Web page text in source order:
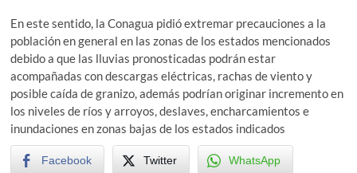
En este sentido, la Conagua pidió extremar precauciones a la
población en general en las zonas de los estados mencionados
debido a que las lluvias pronosticadas podrán estar
acompañadas con descargas eléctricas, rachas de viento y
posible caída de granizo, además podrían originar incremento en
los niveles de ríos y arroyos, deslaves, encharcamientos e
inundaciones en zonas bajas de los estados indicados
Facebook Twitter WhatsApp